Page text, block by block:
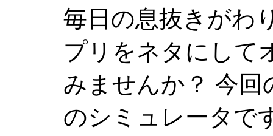
毎日の息抜きがわ
プリをネタにして
みませんか？ 今
のシミュレータで